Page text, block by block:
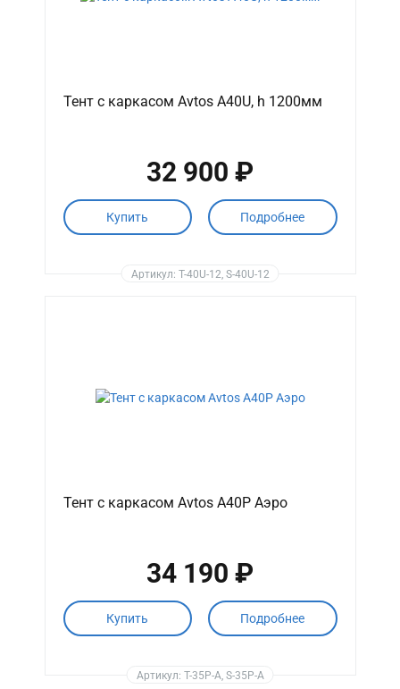
Тент с каркасом Avtos A40U, h 1200мм
32 900 ₽
Купить Подробнее
Артикул: T-40U-12, S-40U-12
Тент с каркасом Avtos A40P Аэро
34 190 ₽
Купить Подробнее
Артикул: T-35P-A, S-35P-A